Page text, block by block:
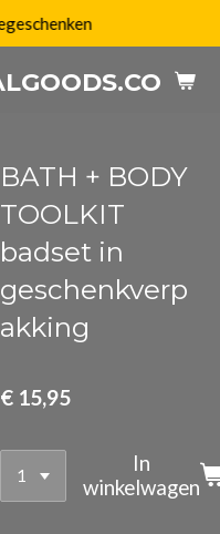
BATH + BODY
TOOLKIT
badset in
geschenkverp
akking
€ 15,95
In
winkelwagen